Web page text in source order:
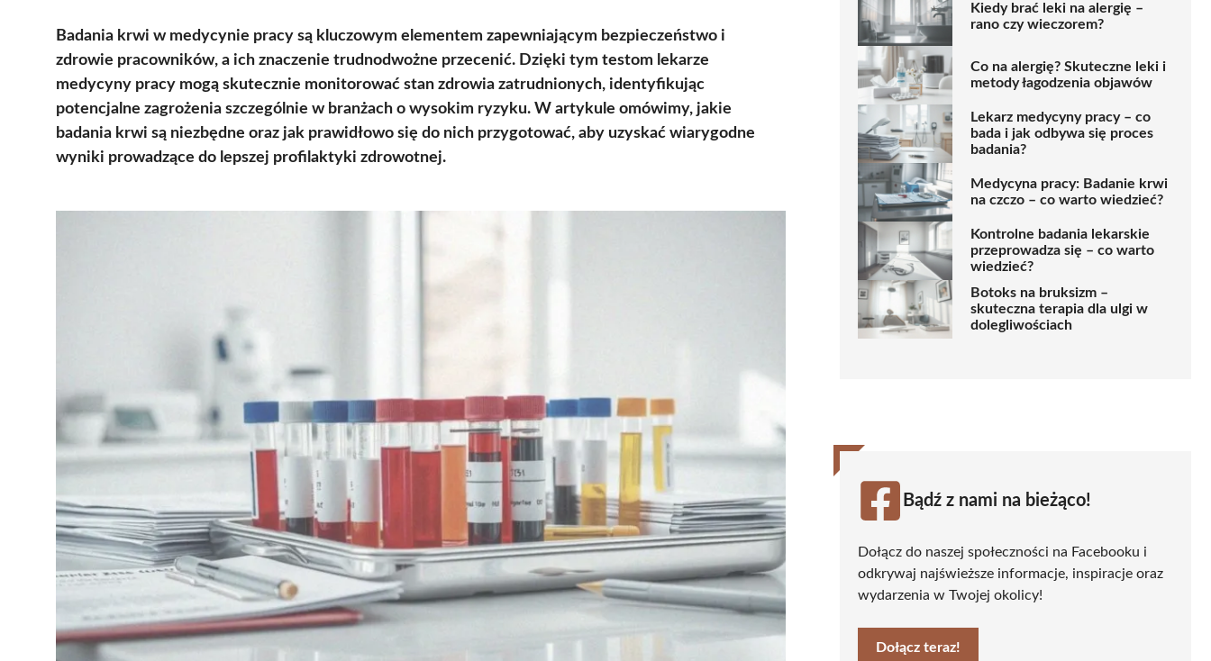
Badania krwi w medycynie pracy są kluczowym elementem zapewniającym bezpieczeństwo i
zdrowie pracowników, a ich znaczenie trudnodwożne przecenić. Dzięki tym testom lekarze
medycyny pracy mogą skutecznie monitorować stan zdrowia zatrudnionych, identyfikując
potencjalne zagrożenia szczególnie w branżach o wysokim ryzyku. W artykule omówimy, jakie
badania krwi są niezbędne oraz jak prawidłowo się do nich przygotować, aby uzyskać wiarygodne
wyniki prowadzące do lepszej profilaktyki zdrowotnej.
Kiedy brać leki na alergię –
rano czy wieczorem?
Co na alergię? Skuteczne leki i
metody łagodzenia objawów
Lekarz medycyny pracy – co
bada i jak odbywa się proces
badania?
Medycyna pracy: Badanie krwi
na czczo – co warto wiedzieć?
Kontrolne badania lekarskie
przeprowadza się – co warto
wiedzieć?
Botoks na bruksizm –
skuteczna terapia dla ulgi w
dolegliwościach
Bądź z nami na bieżąco!
Dołącz do naszej społeczności na Facebooku i
odkrywaj najświeższe informacje, inspiracje oraz
wydarzenia w Twojej okolicy!
Dołącz teraz!